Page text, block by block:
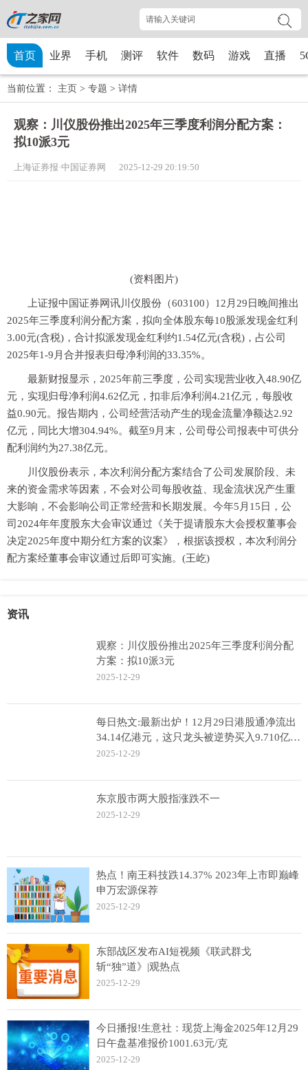
首页 业界 手机 测评 软件 数码 游戏 直播
当前位置： 主页 > 专题 > 详情
观察：川仪股份推出2025年三季度利润分配方案：
拟10派3元
上海证券报·中国证券网 2025-12-29 20:19:50
(资料图片)
上证报中国证券网讯川仪股份（603100）12月29日晚间推出
2025年三季度利润分配方案，拟向全体股东每10股派发现金红利
3.00元(含税)，合计拟派发现金红利约1.54亿元(含税)，占公司
2025年1-9月合并报表归母净利润的33.35%。
最新财报显示，2025年前三季度，公司实现营业收入48.90亿
元，实现归母净利润4.62亿元，扣非后净利润4.21亿元，每股收
益0.90元。报告期内，公司经营活动产生的现金流量净额达2.92
亿元，同比大增304.94%。截至9月末，公司母公司报表中可供分
配利润约为27.38亿元。
川仪股份表示，本次利润分配方案结合了公司发展阶段、未
来的资金需求等因素，不会对公司每股收益、现金流状况产生重
大影响，不会影响公司正常经营和长期发展。今年5月15日，公
司2024年年度股东大会审议通过《关于提请股东大会授权董事会
决定2025年度中期分红方案的议案》，根据该授权，本次利润分
配方案经董事会审议通过后即可实施。(王屹)
资讯
观察：川仪股份推出2025年三季度利润分配
方案：拟10派3元
2025-12-29
每日热文:最新出炉！12月29日港股通净流出
34.14亿港元，这只龙头被逆势买入9.710亿港
元！
2025-12-29
东京股市两大股指涨跌不一
2025-12-29
热点！南王科技跌14.37% 2023年上市即巅峰
申万宏源保荐
2025-12-29
东部战区发布AI短视频《联武群戈
斩“独”道》|观热点
2025-12-29
今日播报!生意社：现货上海金2025年12月29
日午盘基准报价1001.63元/克
2025-12-29